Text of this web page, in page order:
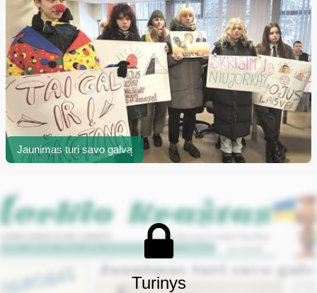
Jaunimas turi savo galvą
Turinys